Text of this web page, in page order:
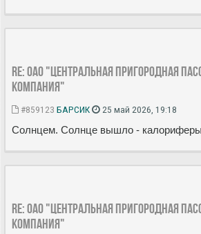
Re: ОАО "Центральная пригородная
компания"
#859123 БАРСИК 25 май 2026, 19:18
Солнцем. Солнце вышло - калориферы
Re: ОАО "Центральная пригородная
компания"